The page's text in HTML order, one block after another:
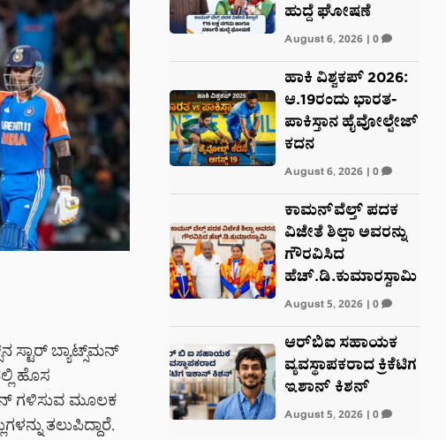
ಬ್ಯಾಟ್ಸ್‌ಮನ್
ಹೊಸ
ರನ್ ಗಳಿಸುವ ಮೂಲಕ
ತಲುಪಿದ್ದಾರೆ.
ಹುದ್ದೆ ಘೋಷಣೆ
August 6, 2026| 0
ಹಾಕಿ ವಿಶ್ವಕಪ್ 2026:
ಆ.19ರಂದು ಭಾರತ-
ಪಾಕಿಸ್ತಾನ ಹೈವೋಲ್ಟೇಜ್
ಕದನ
August 6, 2026| 0
ಕಾಮನ್‌ವೆಲ್ತ್ ಪದಕ
ವಿಜೇತೆ ಶಿಲ್ಪಾ ಅವರನ್ನು
ಗೌರವಿಸಿದ
ಹೆಚ್.ಡಿ.ಕುಮಾರಸ್ವಾಮಿ
August 5, 2026| 0
ಆರ್‌ಬಿಐ ಸಹಾಯಕ
ವ್ಯವಸ್ಥಾಪಕರಾದ ಕ್ರಿಕೆಟಿಗ
ಇಶಾನ್ ಕಿಶನ್
August 5, 2026| 0